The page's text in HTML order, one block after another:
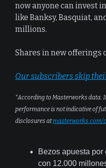
now anyone can invest
like Banksy, Basquiat,
millions.
Shares in new offerings
Our subscribers skip
*According to Masterworks data.
performance is not indicative of
disclosures atmasterworks.com/
Bezos apuesta
con 12.000